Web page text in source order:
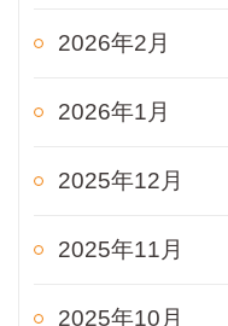
2026年2月
2026年1月
2025年12月
2025年11月
2025年10月